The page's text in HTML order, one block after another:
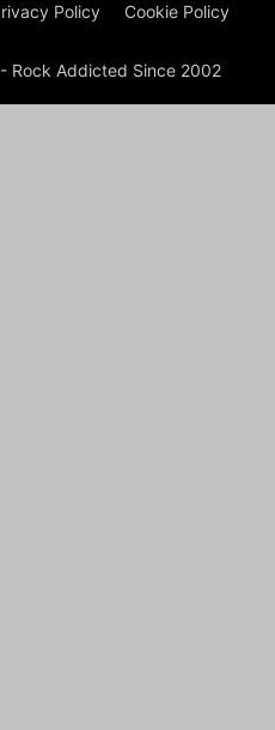
Policy Cookie Policy
Addicted Since 2002